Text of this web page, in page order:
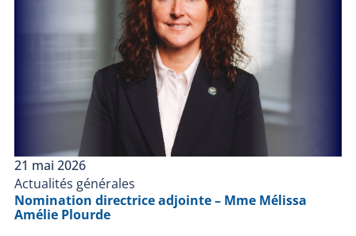
21 mai 2026
Actualités générales
Nomination directrice adjointe – Mme Mélissa
Amélie Plourde